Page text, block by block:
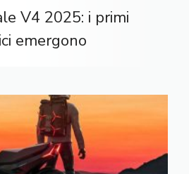
V4 2025: i primi
emergono